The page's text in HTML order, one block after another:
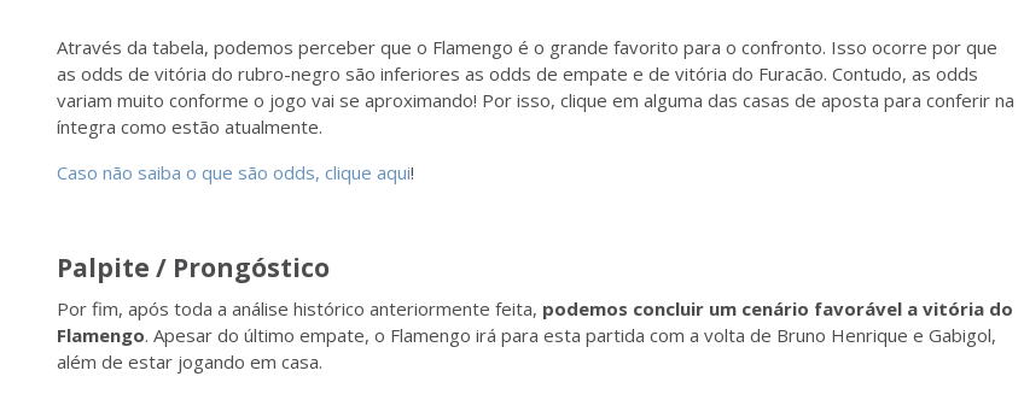
Através da tabela, podemos perceber que o Flamengo é o grande favorito para o confronto. Isso ocorre por que
as odds de vitória do rubro-negro são inferiores as odds de empate e de vitória do Furacão. Contudo, as odds
variam muito conforme o jogo vai se aproximando! Por isso, clique em alguma das casas de aposta para conferir na
íntegra como estão atualmente.
Caso não saiba o que são odds, clique aqui!
Palpite / Prongóstico
Por fim, após toda a análise histórico anteriormente feita, podemos concluir um cenário favorável a vitória do
Flamengo. Apesar do último empate, o Flamengo irá para esta partida com a volta de Bruno Henrique e Gabigol,
além de estar jogando em casa.